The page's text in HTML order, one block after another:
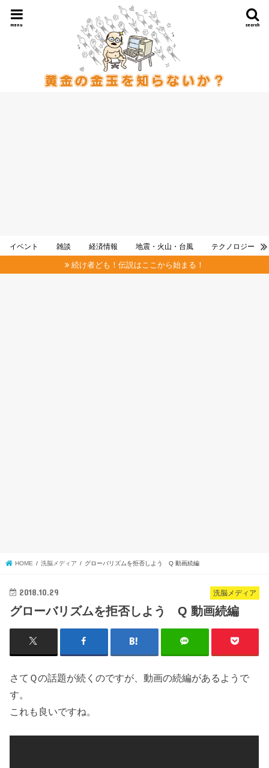
search
menu
イベント 雑談 経済情報 地震・火山・台風 テクノロジー
続け者ども！伝説はここから始まる！
HOME 洗脳メディア グローバリズムを拒否しよう Q 動画続編
洗脳メディア
2018.10.29
グローバリズムを拒否しよう Q 動画続編
さてＱの話題が続くのですが、動画の続編があるようで
す。
これも良いですね。